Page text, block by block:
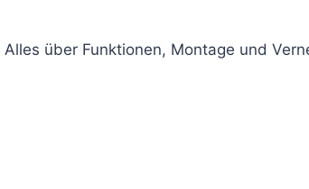
über Funktionen, Montage und